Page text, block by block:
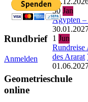
30 Jan
Ägypten –
1 Jun
Rundreise
des Ararat
Rundbrief
Anmelden
Geometrieschule
online